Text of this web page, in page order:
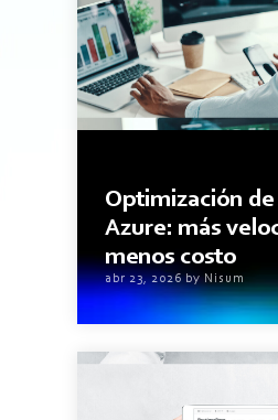
Optimización
Azure: más
menos costo
abr 23, 2026 by Nisum